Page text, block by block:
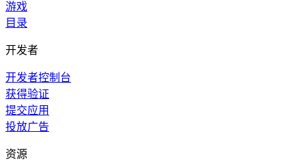
游戏
目录
开发者
开发者控制台
获得验证
提交应用
投放广告
资源